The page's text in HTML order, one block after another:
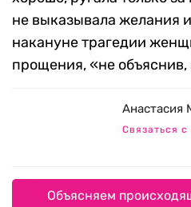
не выказывала желания
накануне трагедии
прощения, «не объяснив,
Анастасия
Связаться с
Объясняем